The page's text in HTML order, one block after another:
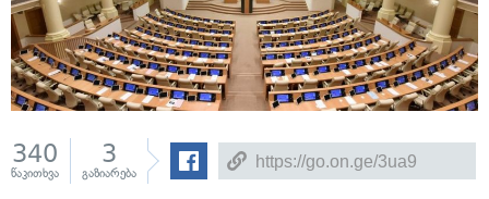
340
წაკითხვა
3
გაზიარება